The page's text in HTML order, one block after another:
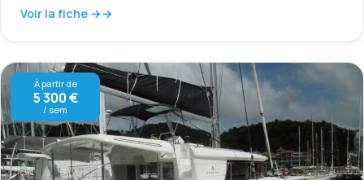
Voir la fiche →
À partir de
5 300 €
/ sem